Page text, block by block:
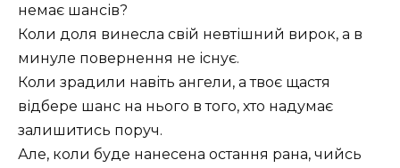
немає шансів?
Коли доля винесла свій невтішний вирок, а в
минуле повернення не існує.
Коли зрадили навіть ангели, а твоє щастя
відбере шанс на нього в того, хто надумає
залишитись поруч.
Але, коли буде нанесена остання рана, чийсь